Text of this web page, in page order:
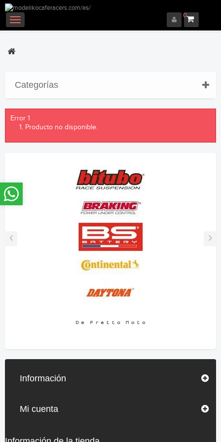
0
Navegación
Toggle
Categorías
Error 1
Producto no disponible.
Información
Mi cuenta